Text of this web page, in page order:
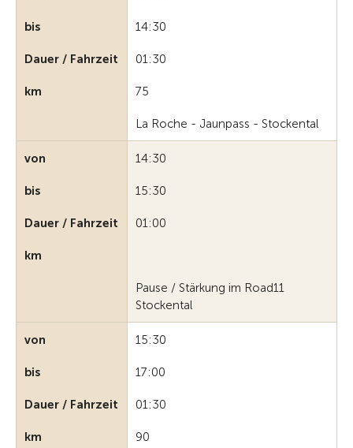
bis 14:30
Dauer / Fahrzeit 01:30
km 75
La Roche - Jaunpass - Stockental
von 14:30
bis 15:30
Dauer / Fahrzeit 01:00
km
Pause / Stärkung im Road11
Stockental
von 15:30
bis 17:00
Dauer / Fahrzeit 01:30
km 90